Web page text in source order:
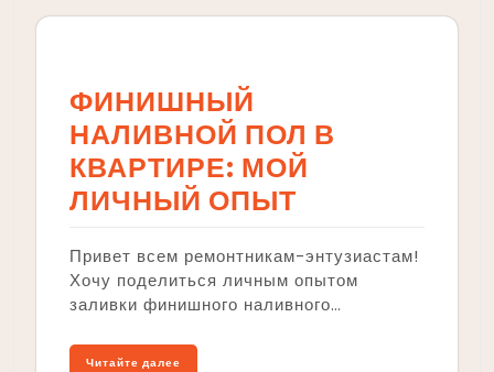
ФИНИШНЫЙ
НАЛИВНОЙ ПОЛ В
КВАРТИРЕ: МОЙ
ЛИЧНЫЙ ОПЫТ
Привет всем ремонтникам-энтузиастам!
Хочу поделиться личным опытом
заливки финишного наливного…
Читайте далее